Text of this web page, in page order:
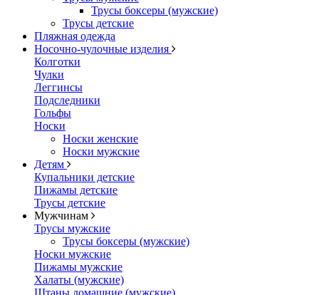
Трусы боксеры (мужские)
Трусы детские
Пляжная одежда
Носочно-чулочные изделия
Колготки
Чулки
Леггинсы
Подследники
Гольфы
Носки
Носки женские
Носки мужские
Детям
Купальники детские
Пижамы детские
Трусы детские
Мужчинам
Трусы мужские
Трусы боксеры (мужские)
Носки мужские
Пижамы мужские
Халаты (мужские)
Штаны домашние (мужские)